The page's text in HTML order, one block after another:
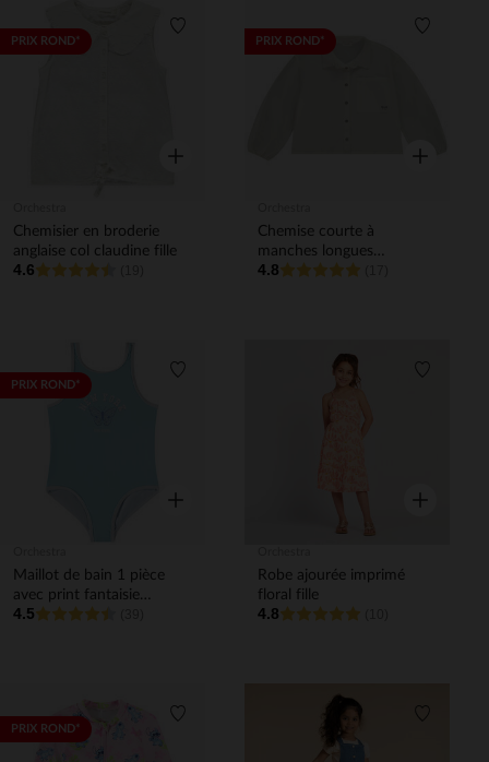
PRIX ROND* Liste de souhaits
Aperçu rapide
Chemisier en broderie
anglaise col claudine fille
4.6
PRIX ROND*
Aperçu
Chemise courte à
manches longues
bouffantes fille
4.8
PRIX ROND*
Aperçu rapide
Maillot de bain 1 pièce
avec print fantaisie
papillon fille
4.5
Aperçu
Robe ajourée imprimé
floral fille
4.8
PRIX ROND*